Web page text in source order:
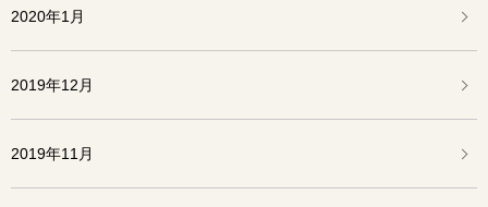
2020年1月
2019年12月
2019年11月